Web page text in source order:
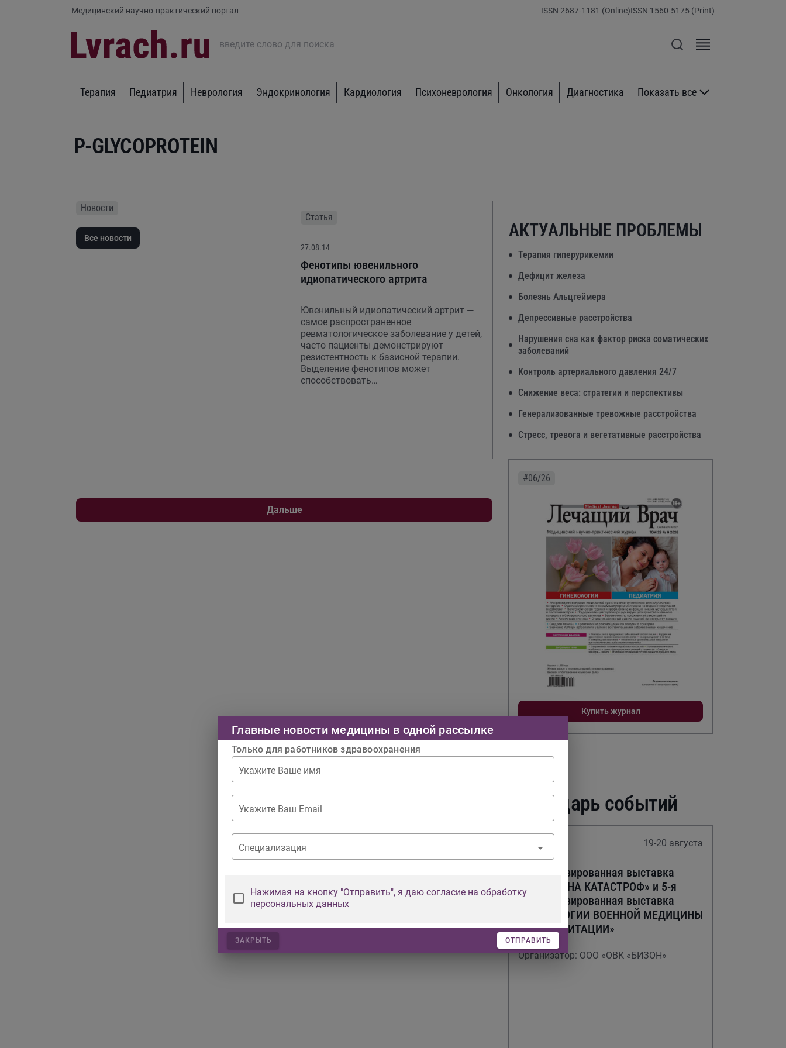
Медицинский научно-практический портал ISSN 2687-1181 (Online)ISSN 1560-5175 (Print)
Терапия Педиатрия Неврология Эндокринология Кардиология Психоневрология Онкология Диагностика Показать все
P-GLYCOPROTEIN
Новости
Все новости
Статья
27.08.14
Фенотипы ювенильного
идиопатического артрита
Ювенильный идиопатический артрит —
самое распространенное
ревматологическое заболевание у детей,
часто пациенты демонстрируют
резистентность к базисной терапии.
Выделение фенотипов может
способствовать
Дальше
АКТУАЛЬНЫЕ ПРОБЛЕМЫ
Терапия гиперурикемии
Дефицит железа
Болезнь Альцгеймера
Депрессивные расстройства
Нарушения сна как фактор риска соматических
заболеваний
Контроль артериального давления 24/7
Снижение веса: стратегии и перспективы
Генерализованные тревожные расстройства
Стресс, тревога и вегетативные расстройства
#06/26
Купить журнал
Календарь событий
19-20 августа
Специализированная выставка
«МЕДИЦИНА КАТАСТРОФ» и 5-я
Специализированная выставка
«ТЕХНОЛОГИИ ВОЕННОЙ МЕДИЦИНЫ
И РЕАБИЛИТАЦИИ»
Организатор: ООО «ОВК «БИЗОН»
Главные новости медицины в одной рассылке
Только для работников здравоохранения
Укажите Ваше имя
Укажите Ваш Email
Специализация
Нажимая на кнопку "Отправить", я даю согласие на обработку
персональных данных
ЗАКРЫТЬ ОТПРАВИТЬ